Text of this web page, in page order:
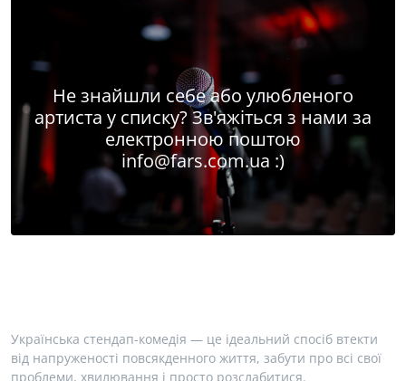
Не знайшли себе або улюбленого
артиста у списку? Зв'яжіться з нами за
електронною поштою
info@fars.com.ua :)
Українська стендап-комедія — це ідеальний спосіб втекти
від напруженості повсякденного життя, забути про всі свої
проблеми, хвилювання і просто розслабитися.